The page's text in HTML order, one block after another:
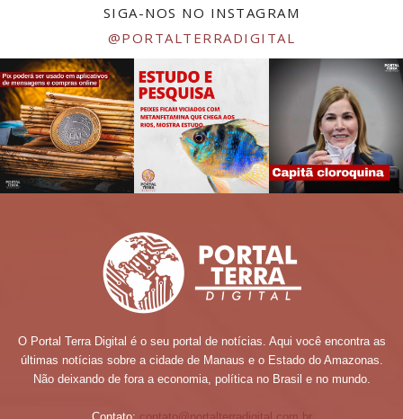
SIGA-NOS NO INSTAGRAM
@PORTALTERRADIGITAL
O Portal Terra Digital é o seu portal de notícias. Aqui você encontra as
últimas notícias sobre a cidade de Manaus e o Estado do Amazonas.
Não deixando de fora a economia, política no Brasil e no mundo.